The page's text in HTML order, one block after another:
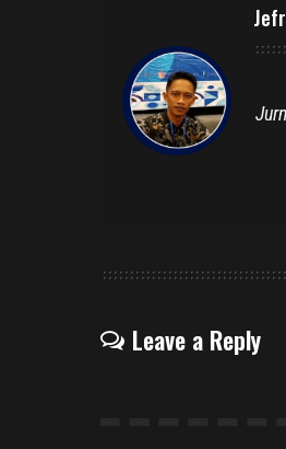
Leave a Reply